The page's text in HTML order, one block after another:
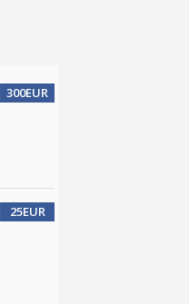
300EUR
25EUR